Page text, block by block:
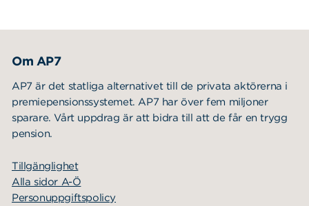
Om AP7
AP7 är det statliga alternativet till de privata aktörerna i
premiepensionssystemet. AP7 har över fem miljoner
sparare. Vårt uppdrag är att bidra till att de får en trygg
pension.
Tillgänglighet
Alla sidor A-Ö
Personuppgiftspolicy